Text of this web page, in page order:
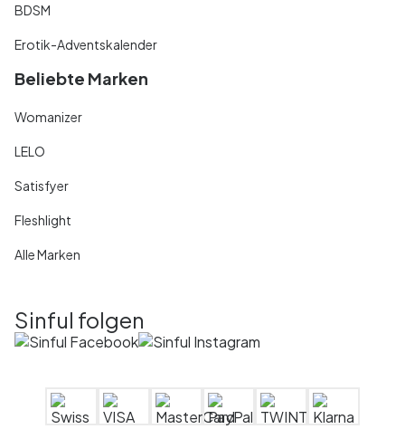
BDSM
Erotik-Adventskalender
Beliebte Marken
Womanizer
LELO
Satisfyer
Fleshlight
Alle Marken
Sinful folgen